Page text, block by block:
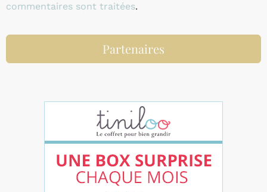
commentaires sont traitées.
Partenaires